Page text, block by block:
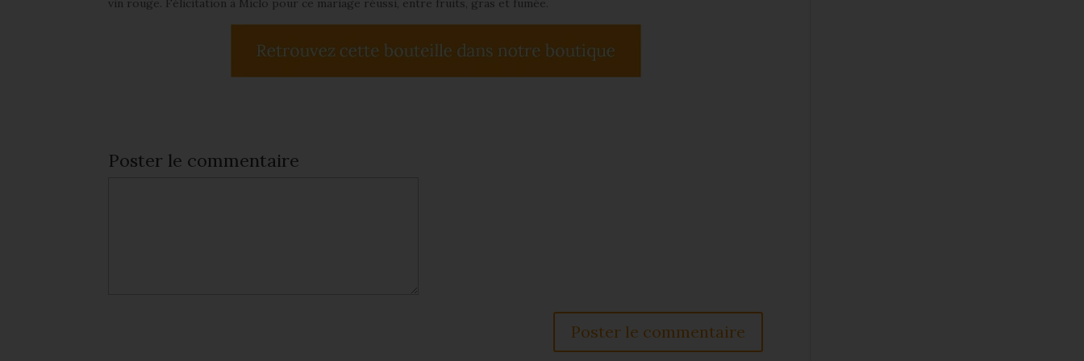
vin rouge. Félicitation à Miclo pour ce mariage réussi, entre fruits, gras et fumée.
Poster le commentaire